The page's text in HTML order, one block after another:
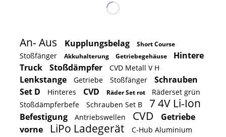
An- Aus Kupplungsbelag Short Course
Stoßfänger Akkuhalterung Getriebegehäuse
Hintere
Truck
Stoßdämpfer CVD Metall V H
Lenkstange Getriebe Stoßfänger
Schrauben
Set D
Hinteres CVD Räder Set rot
Räderset grün
Stoßdämpferbefe
Schrauben Set B 7 4V Li-Ion
Befestigung Antriebswellen CVD
Getriebe
vorne
LiPo Ladegerät
C-Hub Aluminium